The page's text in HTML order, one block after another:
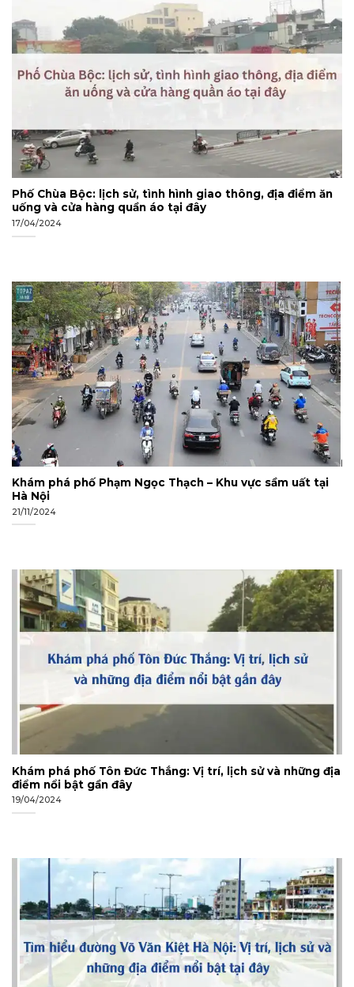
Phố Chùa Bộc: lịch sử, tình hình giao thông, địa điểm ăn
uống và cửa hàng quần áo tại đây
17/04/2024
Khám phá phố Phạm Ngọc Thạch – Khu vực sầm uất tại
Hà Nội
21/11/2024
Khám phá phố Tôn Đức Thắng: Vị trí, lịch sử và những địa
điểm nổi bật gần đây
19/04/2024